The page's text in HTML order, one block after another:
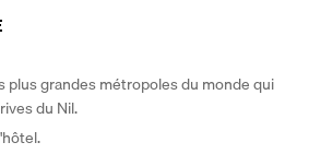
plus grandes métropoles du monde qui
du Nil.